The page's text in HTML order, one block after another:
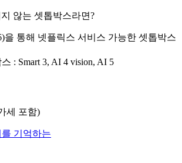
않는 셋톱박스라면?
을 통해 넷플릭스 서비스 가능한 셋톱박스
: Smart 3, AI 4 vision, AI 5
세 포함)
기억하는